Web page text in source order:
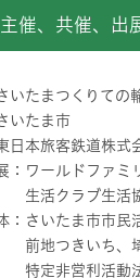
催、共催、出
いたまつくりての
いたま市
日本旅客鉄道株式
：ワールドファミ
ラブ生活協同組
：さいたま市市民
きいち、埼玉骨
営利活動法人